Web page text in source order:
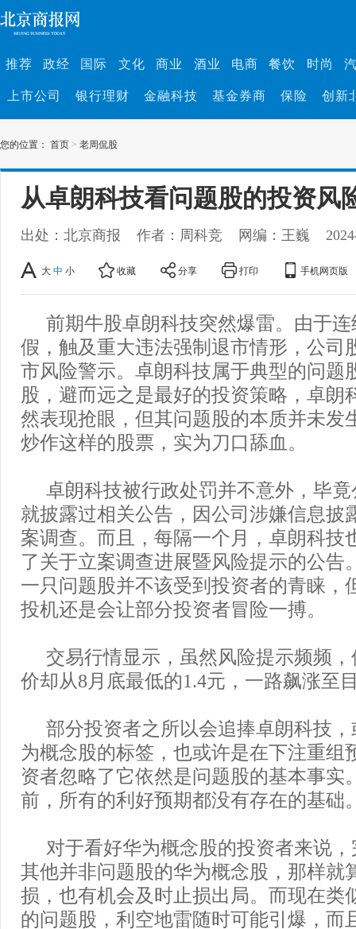
推荐 政经 国际 文化 商业 酒业 电商 餐饮 时尚
上市公司 银行理财 金融科技 基金券商 保险 创新
您的位置： 首页 > 老周侃股
从卓朗科技看问题股的投资风
出处：北京商报 作者：周科竞 网编：王巍
大 中 小 收藏 分享 打印 手机网页版
前期牛股卓朗科技突然爆雷。由于
假，触及重大违法强制退市情形，公司
市风险警示。卓朗科技属于典型的问题
股，避而远之是最好的投资策略，卓朗
然表现抢眼，但其问题股的本质并未发
炒作这样的股票，实为刀口舔血。
卓朗科技被行政处罚并不意外，毕
就披露过相关公告，因公司涉嫌信息披
案调查。而且，每隔一个月，卓朗科技
了关于立案调查进展暨风险提示的公告
一只问题股并不该受到投资者的青睐，
投机还是会让部分投资者冒险一搏。
交易行情显示，虽然风险提示频频
价却从8月底最低的1.4元，一路飙涨至
部分投资者之所以会追捧卓朗科技
为概念股的标签，也或许是在下注重组
资者忽略了它依然是问题股的基本事实
前，所有的利好预期都没有存在的基础
对于看好华为概念股的投资者来说
其他并非问题股的华为概念股，那样就
损，也有机会及时止损出局。而现在类
的问题股，利空地雷随时可能引爆，而